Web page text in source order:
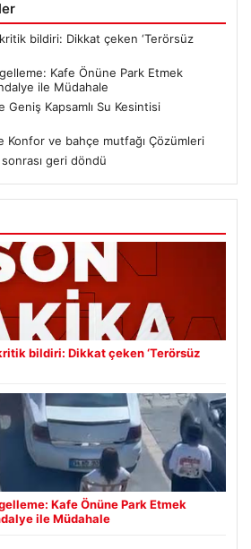
bildiri: Dikkat çeken ‘Terörsüz
Kafe Önüne Park Etmek
ile Müdahale
Geniş Kapsamlı Su Kesintisi
Konfor ve bahçe mutfağı Çözümleri
geri döndü
bildiri: Dikkat çeken ‘Terörsüz
Kafe Önüne Park Etmek
ile Müdahale